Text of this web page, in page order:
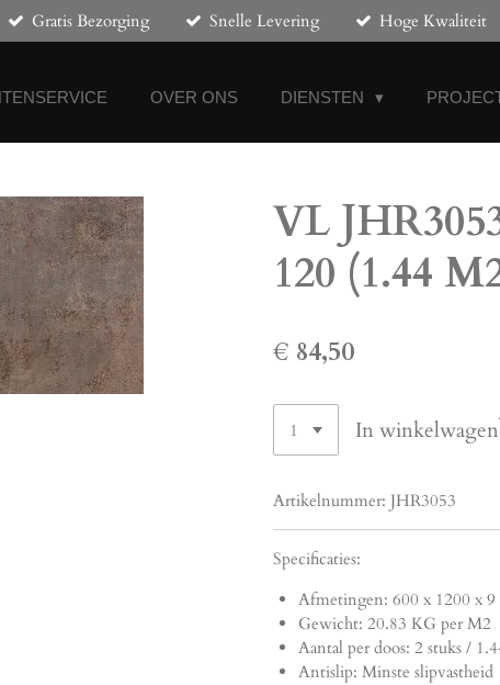
Gratis Bezorging Snelle Levering Hoge Kwaliteit
OVER ONS DIENSTEN
VL
120 (1.44
€ 84,50
In winkelwagen
Artikelnummer: JHR3053
Specificaties:
Afmetingen: 600 x 1200 x
Gewicht: 20.83 KG per M2
Aantal per doos: 2 stuks /
Antislip: Minste slipvastheid